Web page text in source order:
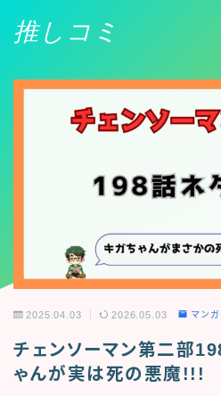
推しコミ
2025.04.03 2026.05.03 マンガ
チェンソーマン第二部
ゃんが実は死の悪魔!!!